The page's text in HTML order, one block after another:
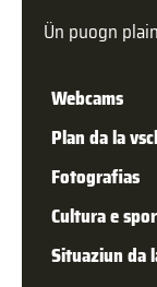
Ün puogn
Web­cams
Plan da la
Fotografias
Cultura e
Situaziun da